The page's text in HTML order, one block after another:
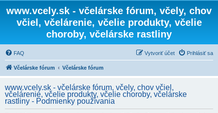
www.vcely.sk - včelárske fórum, včely, chov
včiel, včelárenie, včelie produkty, včelie
choroby, včelárske rastliny
FAQ Prihlásiť sa
Vytvoriť účet
Včelárske fórum Včelárske fórum
www.vcely.sk - včelárske fórum, včely, chov včiel,
včelárenie, včelie produkty, včelie choroby, včelárske
rastliny - Podmienky používania